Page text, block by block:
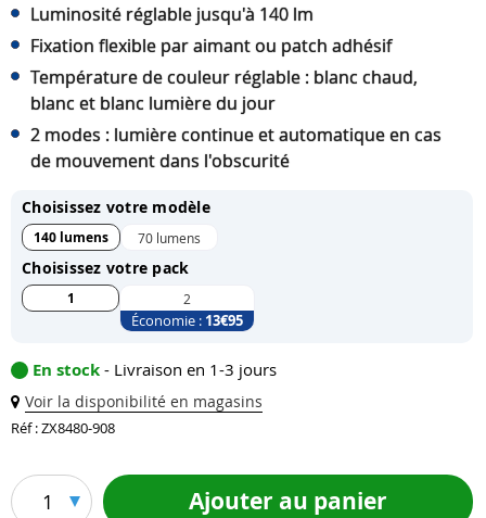
Luminosité réglable jusqu'à 140 lm
Fixation flexible par aimant ou patch adhésif
Température de couleur réglable : blanc chaud,
blanc et blanc lumière du jour
2 modes : lumière continue et automatique en cas
de mouvement dans l'obscurité
Choisissez votre modèle
140 lumens 70 lumens
Choisissez votre pack
1 2
Économie : 13€95
En stock - Livraison en 1-3 jours
Voir la disponibilité en magasins
Réf : ZX8480-908
1 Ajouter au panier